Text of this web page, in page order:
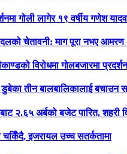
गोली लागेर १९ वर्षीय गणेश
दलको चेतावनी: माग पूरा नभए
विरोधमा गोलबजारमा
तीन बालबालिकालाई बचाउन
२.६५ अर्बको बजेट पारित, शहरी
चर्किँदै, इजरायल उच्च सतर्कतामा